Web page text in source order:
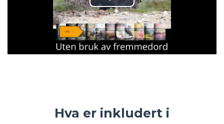
Hva er inkludert i